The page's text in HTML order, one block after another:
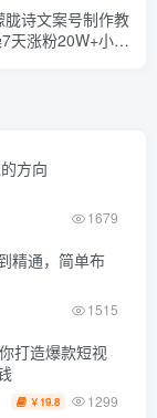
胧诗文案号制作教
天涨粉20W+小白
方向
1679
精通，简单布
1515
打造爆款短视
￥ 19.8 1299